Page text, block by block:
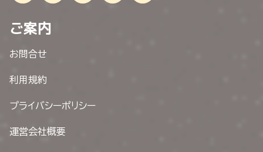
ご案内
お問合せ
利用規約
プライバシーポリシー
運営会社概要